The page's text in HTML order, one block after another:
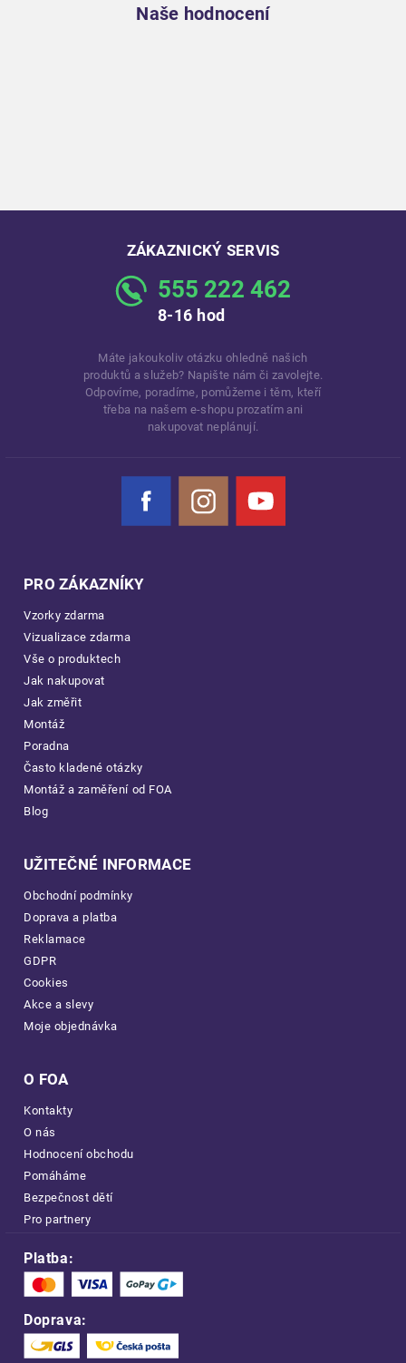
Naše hodnocení
ZÁKAZNICKÝ SERVIS
555 222 462
8-16 hod
Máte jakoukoliv otázku ohledně našich
produktů a služeb? Napište nám či zavolejte.
Odpovíme, poradíme, pomůžeme i těm, kteří
třeba na našem e-shopu prozatím ani
nakupovat neplánují.
Facebook Instagram YouTube
PRO ZÁKAZNÍKY
Vzorky zdarma
Vizualizace zdarma
Vše o produktech
Jak nakupovat
Jak změřit
Montáž
Poradna
Často kladené otázky
Montáž a zaměření od FOA
Blog
UŽITEČNÉ INFORMACE
Obchodní podmínky
Doprava a platba
Reklamace
GDPR
Cookies
Akce a slevy
Moje objednávka
O FOA
Kontakty
O nás
Hodnocení obchodu
Pomáháme
Bezpečnost dětí
Pro partnery
Platba:
Doprava: